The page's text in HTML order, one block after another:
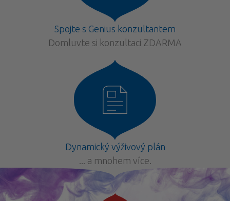
Spojte s Genius konzultantem
Domluvte si konzultaci ZDARMA
Dynamický výživový plán
... a mnohem více.